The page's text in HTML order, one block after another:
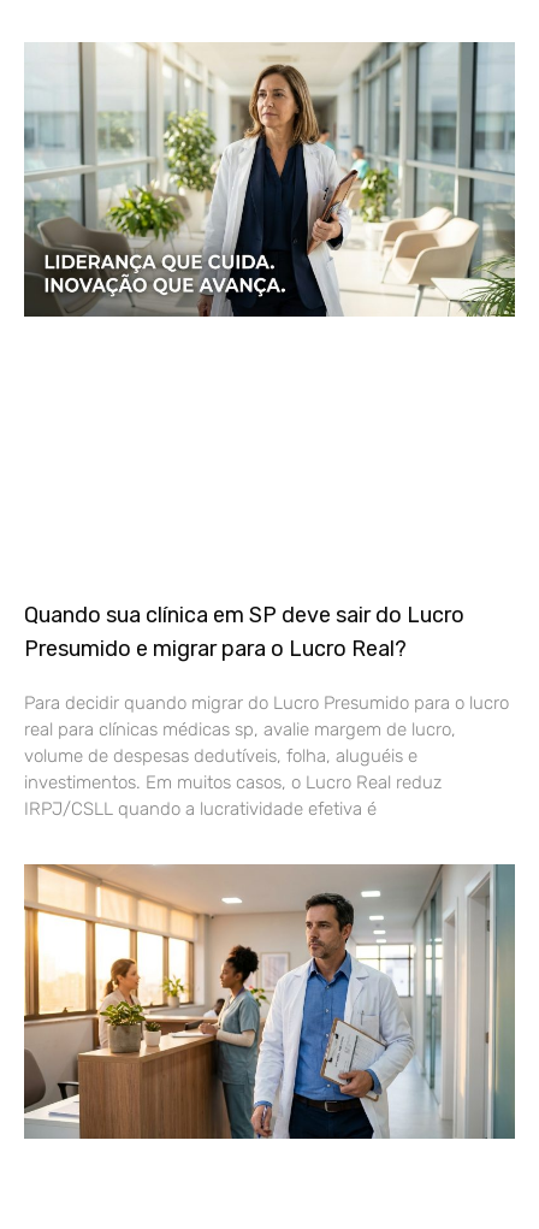
Quando sua clínica em SP deve sair do Lucro
Presumido e migrar para o Lucro Real?
Para decidir quando migrar do Lucro Presumido para o lucro
real para clínicas médicas sp, avalie margem de lucro,
volume de despesas dedutíveis, folha, aluguéis e
investimentos. Em muitos casos, o Lucro Real reduz
IRPJ/CSLL quando a lucratividade efetiva é